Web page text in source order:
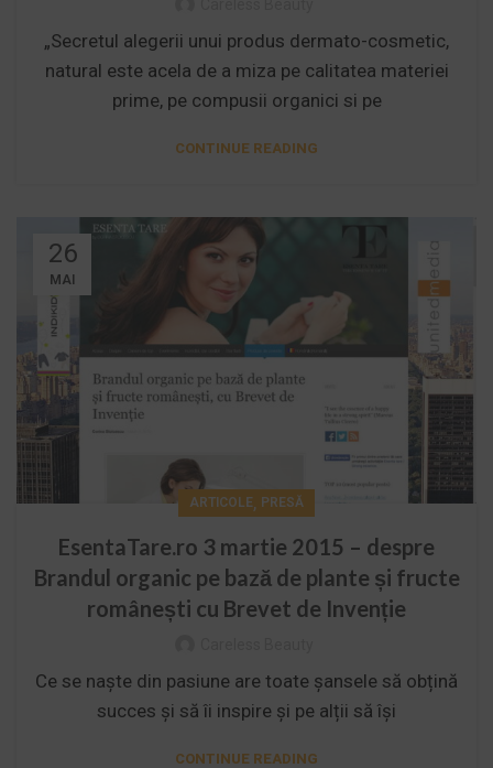
„Secretul alegerii unui produs dermato-cosmetic,
natural este acela de a miza pe calitatea materiei
prime, pe compusii organici si pe
CONTINUE READING
26
MAI
ARTICOLE, PRESĂ
EsentaTare.ro 3 martie 2015 – despre
Brandul organic pe bază de plante și fructe
românești cu Brevet de Invenție
Ce se naște din pasiune are toate șansele să obțină
succes și să îi inspire și pe alții să își
CONTINUE READING